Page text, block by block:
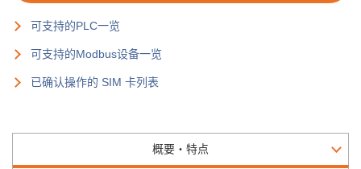
可支持的PLC一览
可支持的Modbus设备一览
已确认操作的 SIM 卡列表
概要・特点